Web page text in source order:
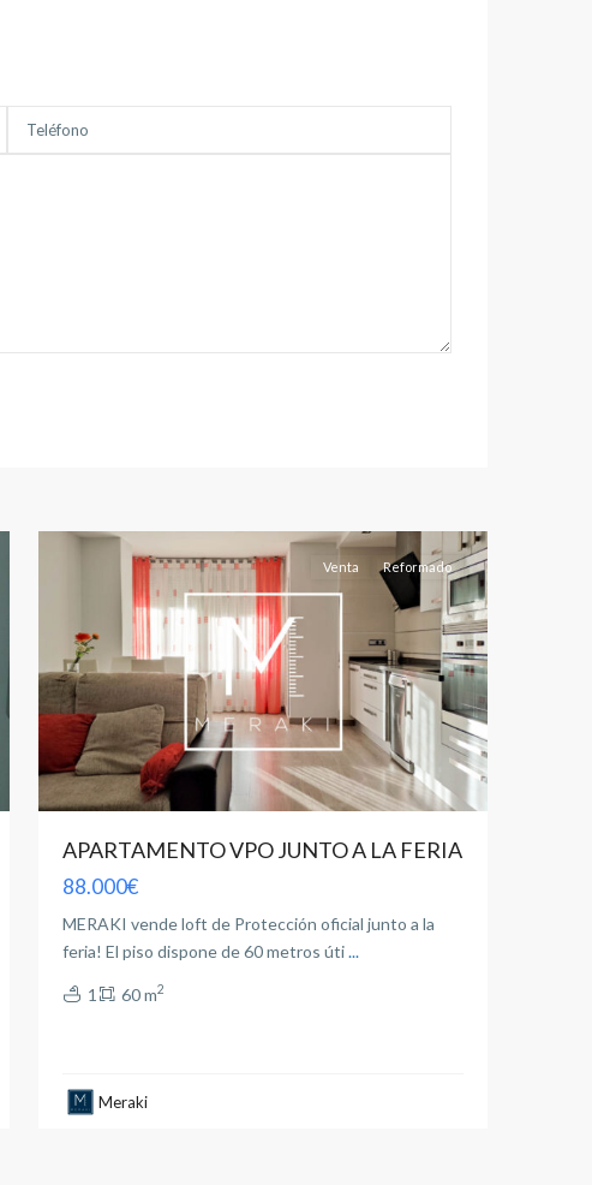
Venta Reformado
APARTAMENTO VPO JUNTO A LA FERIA
88.000€
MERAKI vende loft de Protección oficial junto a la
feria! El piso dispone de 60 metros úti...
1 60 m2
Meraki